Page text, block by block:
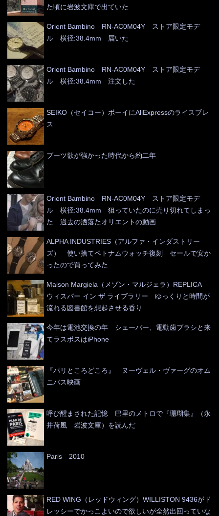
た頃に岩波文庫で出ていた
Orient Bambino RN-AC0M04Y ストア限定モデ
ル 横径:38.4mm 届いた
Orient Bambino RN-AC0M04Y ストア限定モデ
ル 横径:38.4mm 注文した
SEIKO（セイコー）ボーイにAliExpressのライスブレ
ス
ブーツ欲が強かった時代から約二年
Orient Bambino RN-AC0M04Y ストア限定モデ
ル 横径:38.4mm 狙っていたのに売り切れてしまっ
た 過去の洒落たオリエントの動画
ALPHA INDUSTRIES（アルファ・インダストリー
ズ） 使い捨てベトナムウォッチ復刻 セールで安か
ったので買ってみた
Maison Margiela（メゾン・マルジェラ）REPLICA
ウィスパー イン ザ ライブラリー ゆっくりと時間が
流れる図書館を想起させる香り
今年は電池交換の年 シェーバー、電動歯ブラシと来
てラスボスはiPhone
『パリところどころ』 ヌーヴェル・ヴァーグのオム
ニバス映画
呼び醒まされた記憶 巴里のメトロで『珊瑚集』（永
井荷風 岩波文庫）を読んだ
Paris 2010
RED WING（レッドウィング）WILLISTON 9436がド
レッシーでかっこよいので欲しいが全然出回っていな